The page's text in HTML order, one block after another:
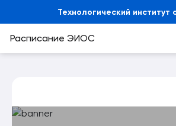
Технологический институт
Расписание ЭИОС